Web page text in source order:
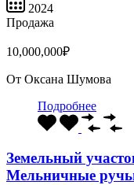
2024
Продажа
10,000,000₽
От Оксана Шумова
Подробнее
Земельный
Мельничные